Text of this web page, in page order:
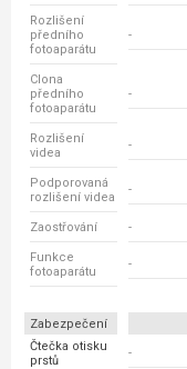
Rozlišení
předního
fotoaparátu
-
Clona
předního
fotoaparátu
-
Rozlišení
videa
-
Podporovaná
rozlišení videa
-
Zaostřování -
Funkce
fotoaparátu
-
Zabezpečení
Čtečka otisku
prstů
-